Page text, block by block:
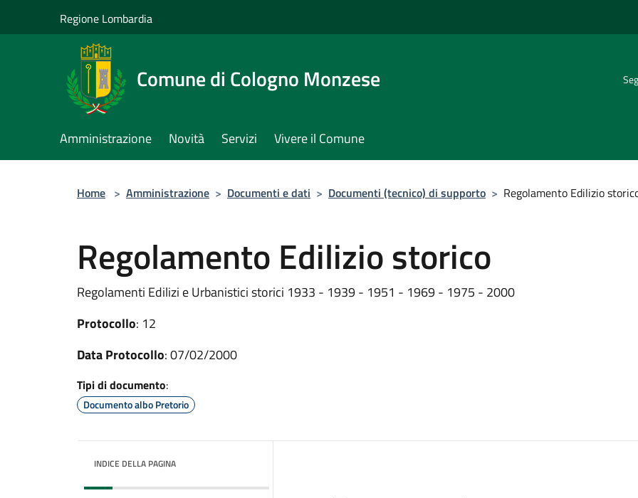
Regione Lombardia
Comune di Cologno Monzese
Amministrazione Novità Servizi Vivere il Comune
Home > Amministrazione > Documenti e dati > Documenti (tecnico) di supporto > Regolamento Edilizio
Regolamento Edilizio storico
Regolamenti Edilizi e Urbanistici storici 1933 - 1939 - 1951 - 1969 - 1975 - 2000
Protocollo: 12
Data Protocollo: 07/02/2000
Tipi di documento:
Documento albo Pretorio
INDICE DELLA PAGINA